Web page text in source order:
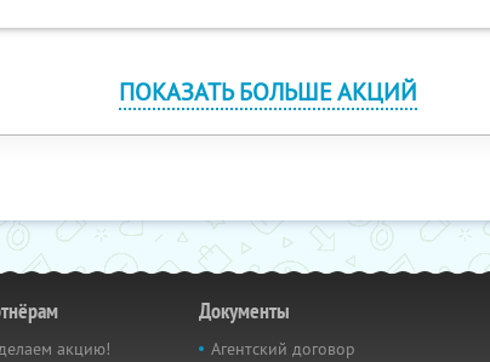
ПОКАЗАТЬ БОЛЬШЕ АКЦИЙ
акцию!
Документы
Агентский договор